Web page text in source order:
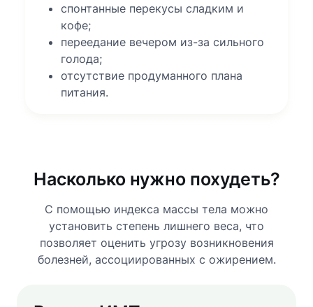
спонтанные перекусы сладким и
кофе;
переедание вечером из-за сильного
голода;
отсутствие продуманного плана
питания.
Насколько нужно похудеть?
С помощью индекса массы тела можно
установить степень лишнего веса, что
позволяет оценить угрозу возникновения
болезней, ассоциированных с ожирением.